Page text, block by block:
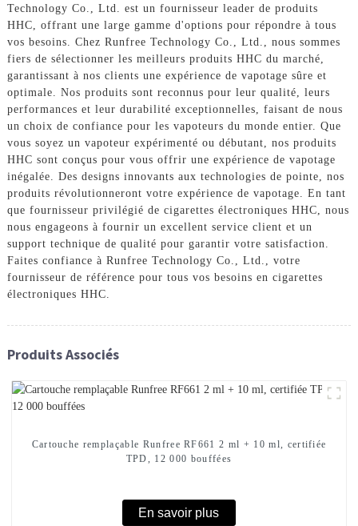
Technology Co., Ltd. est un fournisseur leader de produits
HHC, offrant une large gamme d'options pour répondre à tous
vos besoins. Chez Runfree Technology Co., Ltd., nous sommes
fiers de sélectionner les meilleurs produits HHC du marché,
garantissant à nos clients une expérience de vapotage sûre et
optimale. Nos produits sont reconnus pour leur qualité, leurs
performances et leur durabilité exceptionnelles, faisant de nous
un choix de confiance pour les vapoteurs du monde entier. Que
vous soyez un vapoteur expérimenté ou débutant, nos produits
HHC sont conçus pour vous offrir une expérience de vapotage
inégalée. Des designs innovants aux technologies de pointe, nos
produits révolutionneront votre expérience de vapotage. En tant
que fournisseur privilégié de cigarettes électroniques HHC, nous
nous engageons à fournir un excellent service client et un
support technique de qualité pour garantir votre satisfaction.
Faites confiance à Runfree Technology Co., Ltd., votre
fournisseur de référence pour tous vos besoins en cigarettes
électroniques HHC.
Produits Associés
Cartouche remplaçable Runfree RF661 2 ml + 10 ml, certifiée
TPD, 12 000 bouffées
En savoir plus